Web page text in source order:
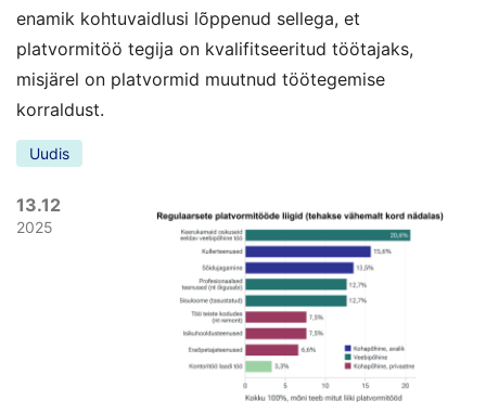
enamik kohtuvaidlusi lõppenud sellega, et
platvormitöö tegija on kvalifitseeritud töötajaks,
misjärel on platvormid muutnud töötegemise
korraldust.
Uudis
13.12
2025